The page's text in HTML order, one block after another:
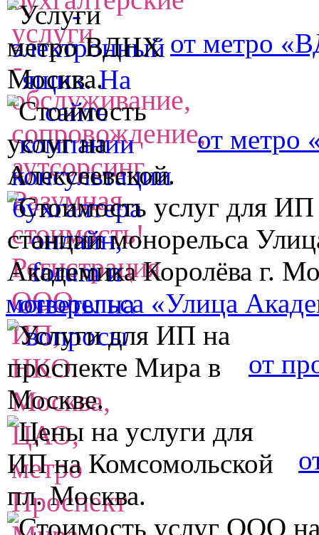
от метро
от метро
монорельса «Улица
от